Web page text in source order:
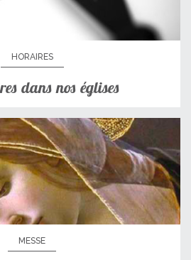
HORAIRES
dans nos églises
MESSE